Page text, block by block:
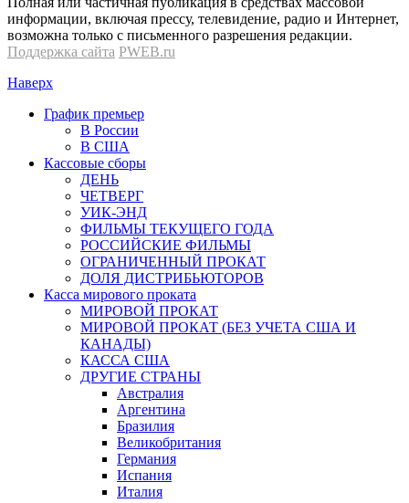
информации, включая прессу, телевидение, радио и Интернет,
возможна только с письменного разрешения редакции.
Поддержка сайта PWEB.ru
Наверх
График премьер
В России
В США
Кассовые сборы
ДЕНЬ
ЧЕТВЕРГ
УИК-ЭНД
ФИЛЬМЫ ТЕКУЩЕГО ГОДА
РОССИЙСКИЕ ФИЛЬМЫ
ОГРАНИЧЕННЫЙ ПРОКАТ
ДОЛЯ ДИСТРИБЬЮТОРОВ
Касса мирового проката
МИРОВОЙ ПРОКАТ
МИРОВОЙ ПРОКАТ (БЕЗ УЧЕТА США И
КАНАДЫ)
КАССА США
ДРУГИЕ СТРАНЫ
Австралия
Аргентина
Бразилия
Великобритания
Германия
Испания
Италия